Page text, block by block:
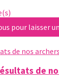
pour laisser
de